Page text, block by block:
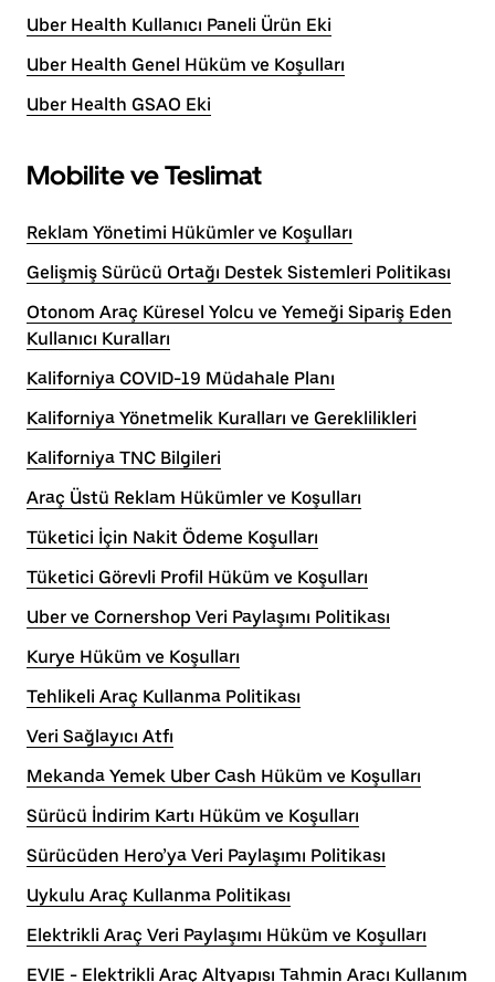
Uber Health Kullanıcı Paneli Ürün Eki
Uber Health Genel Hüküm ve Koşulları
Uber Health GSAO Eki
Mobilite ve Teslimat
Reklam Yönetimi Hükümler ve Koşulları
Gelişmiş Sürücü Ortağı Destek Sistemleri Politikası
Otonom Araç Küresel Yolcu ve Yemeği Sipariş Eden
Kullanıcı Kuralları
Kaliforniya COVID-19 Müdahale Planı
Kaliforniya Yönetmelik Kuralları ve Gereklilikleri
Kaliforniya TNC Bilgileri
Araç Üstü Reklam Hükümler ve Koşulları
Tüketici İçin Nakit Ödeme Koşulları
Tüketici Görevli Profil Hüküm ve Koşulları
Uber ve Cornershop Veri Paylaşımı Politikası
Kurye Hüküm ve Koşulları
Tehlikeli Araç Kullanma Politikası
Veri Sağlayıcı Atfı
Mekanda Yemek Uber Cash Hüküm ve Koşulları
Sürücü İndirim Kartı Hüküm ve Koşulları
Sürücüden Hero’ya Veri Paylaşımı Politikası
Uykulu Araç Kullanma Politikası
Elektrikli Araç Veri Paylaşımı Hüküm ve Koşulları
EVIE - Elektrikli Araç Altyapısı Tahmin Aracı Kullanım